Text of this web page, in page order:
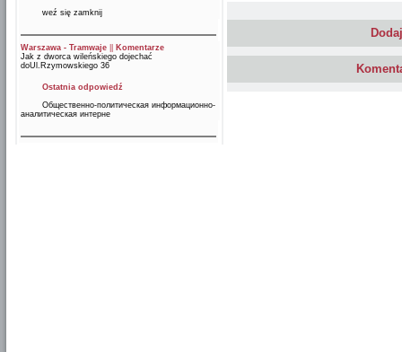
weź się zamknij
Warszawa - Tramwaje
Komentarze
Jak z dworca wileńskiego dojechać
doUl.Rzymowskiego 36
Ostatnia odpowiedź
Общественно-политическая информационно-
аналитическая интерне